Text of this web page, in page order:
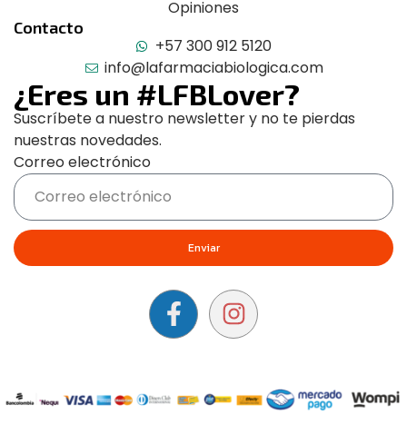
Opiniones
Contacto
+57 300 912 5120
info@lafarmaciabiologica.com
¿Eres un #LFBLover?
Suscríbete a nuestro newsletter y no te pierdas
nuestras novedades.
Correo electrónico
Enviar